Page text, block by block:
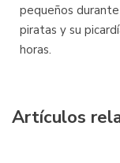
pequeños durante
piratas y su
horas.
Artículos